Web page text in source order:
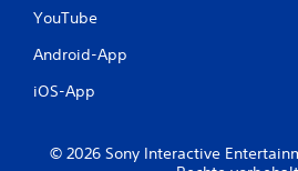
YouTube
Android-App
iOS-App
© 2026 Sony Interactive